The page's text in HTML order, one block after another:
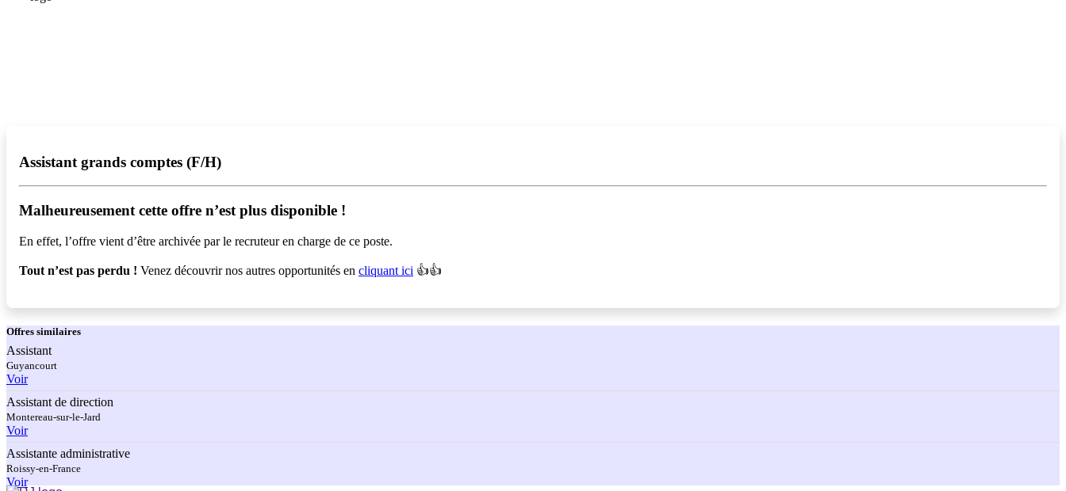
Assistant grands comptes (F/H)
Malheureusement cette offre n’est plus disponible !️
En effet, l’offre vient d’être archivée par le recruteur en charge de ce poste.
Tout n’est pas perdu ! Venez découvrir nos autres opportunités en cliquant ici 👍👍
Offres similaires
Assistant
Guyancourt
Voir
Assistant de direction
Montereau-sur-le-Jard
Voir
Assistante administrative
Roissy-en-France
Voir